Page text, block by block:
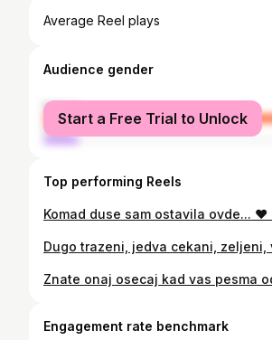
Average Reel plays
Audience gender
female
male
Start a Free Trial to Unlock
Top performing Reels
Engagement rate benchmark